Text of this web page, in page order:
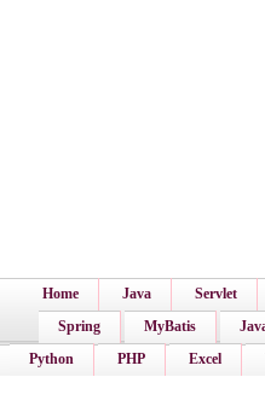
Home Java Servlet
Spring
MyBatis
Python
PHP Excel